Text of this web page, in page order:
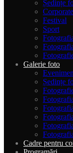
Ședințe
Corporate
Festival
Sport
Galerie foto
Ședințe
Cadre pentru